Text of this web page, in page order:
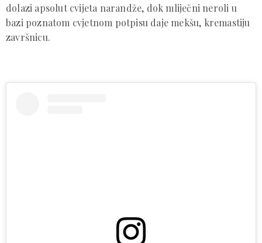
dolazi apsolut cvijeta narandže, dok mliječni neroli u
bazi poznatom cvjetnom potpisu daje mekšu, kremastiju
završnicu.